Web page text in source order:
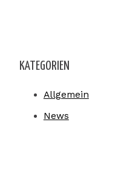
KATEGORIEN
Allgemein
News